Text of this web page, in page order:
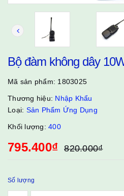
Bộ đàm không dây
Mã sản phẩm: 1803025
Thương hiệu: Nhập Khẩu
Loại: Sản Phẩm Ứng Dụng
Khối lượng: 400
795.400₫ 820.000₫
Số lượng